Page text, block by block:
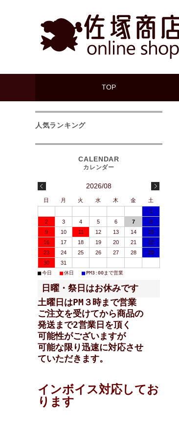
TOP
人気ランキング
2026/08
日 月 火 水 木 金
土
1
2
3 4 5 6 7
8
9
10 11 12 13 14
15
16
17 18 19 20 21
22
23
24 25 26 27 28
29
30
31
■今日 ■休日 ■ PM3:00まで営業
日曜・祭日はお休みです
土曜日はPM３時まで営業
ご注文を受けてから商品の
発送まで2営業日を頂く
可能性がございますが
可能な限り迅速に対応させ
ていただきます。
インボイス対応してお
ります